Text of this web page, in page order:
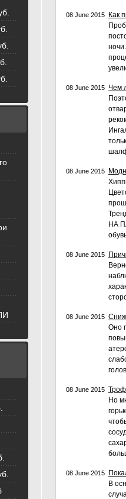
08 June 2015
Как
08 June 2015 Чем
08 June 2015
НА
08 June 2015
08 June 2015
Оно
08 June 2015
Но
08 June 2015
В